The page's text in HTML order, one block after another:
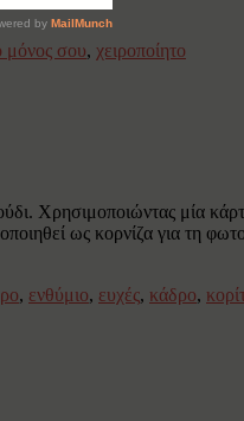
μόνος σου, χειροποίητο
Χρησιμοποιώντας μία
ως κορνίζα για τη
, ενθύμιο, ευχές, κάδρο,